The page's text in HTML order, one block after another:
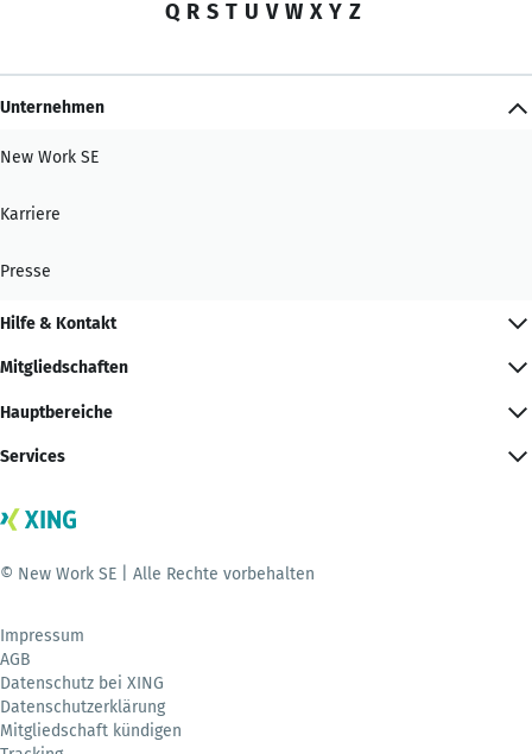
Q R S T U V W X Y Z
Unternehmen
New Work SE
Karriere
Presse
Hilfe & Kontakt
Mitgliedschaften
Hauptbereiche
Services
© New Work SE | Alle Rechte vorbehalten
Impressum
AGB
Datenschutz bei XING
Datenschutzerklärung
Mitgliedschaft kündigen